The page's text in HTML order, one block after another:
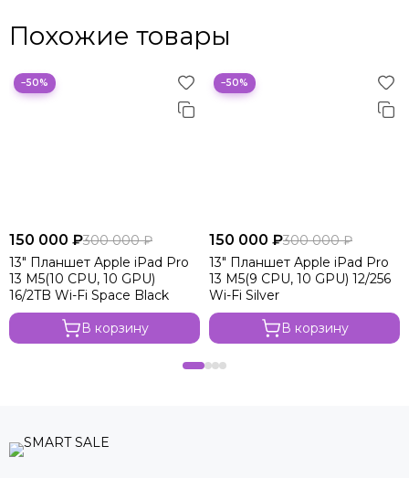
Похожие товары
−50%
150 000 ₽300 000 ₽
13" Планшет Apple iPad Pro
13 M5(10 CPU, 10 GPU)
16/2TB Wi-Fi Space Black
В корзину
−50%
150 000 ₽300 000 ₽
13" Планшет Apple iPad Pro
13 M5(9 CPU, 10 GPU) 12/256
Wi-Fi Silver
В корзину